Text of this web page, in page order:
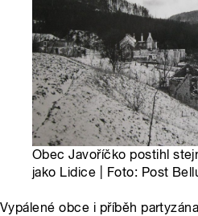
Obec Javoříčko postihl
jako Lidice | Foto: Post
Vypálené obce i příběh